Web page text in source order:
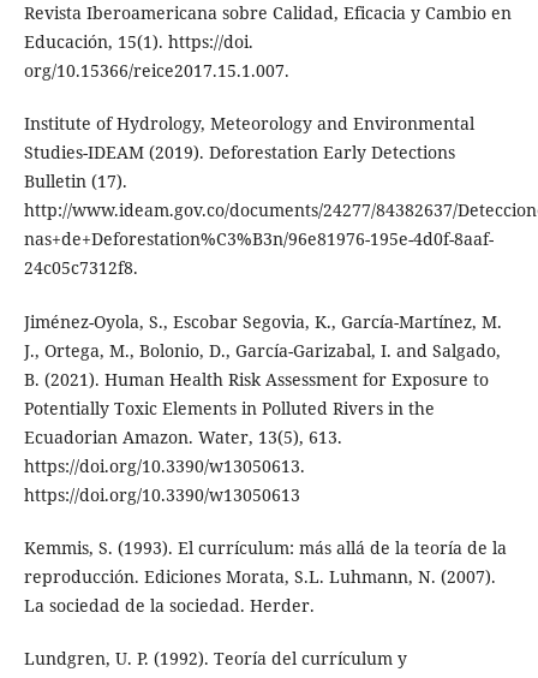
Revista Iberoamericana sobre Calidad, Eficacia y Cambio en
Educación, 15(1). https://doi.
org/10.15366/reice2017.15.1.007.
Institute of Hydrology, Meteorology and Environmental
Studies-IDEAM (2019). Deforestation Early Detections
Bulletin (17).
http://www.ideam.gov.co/documents/24277/84382637/
nas+de+Deforestation%C3%B3n/96e81976-195e-4d0f-8aaf-
24c05c7312f8.
Jiménez-Oyola, S., Escobar Segovia, K., García-Martínez, M.
J., Ortega, M., Bolonio, D., García-Garizabal, I. and Salgado,
B. (2021). Human Health Risk Assessment for Exposure to
Potentially Toxic Elements in Polluted Rivers in the
Ecuadorian Amazon. Water, 13(5), 613.
https://doi.org/10.3390/w13050613.
https://doi.org/10.3390/w13050613
Kemmis, S. (1993). El currículum: más allá de la teoría de la
reproducción. Ediciones Morata, S.L. Luhmann, N. (2007).
La sociedad de la sociedad. Herder.
Lundgren, U. P. (1992). Teoría del currículum y